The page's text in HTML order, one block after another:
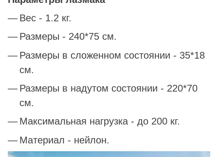
Вес - 1.2 кг.
Размеры - 240*75 см.
Размеры в сложенном состоянии - 35*18
см.
Размеры в надутом состоянии - 220*70
см.
Максимальная нагрузка - до 200 кг.
Материал - нейлон.